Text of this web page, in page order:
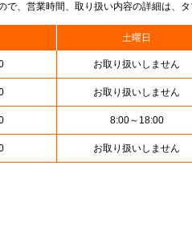
、営業時間、取り扱い内容の詳細は、タ
土曜日
お取り扱いしません
お取り扱いしません
8:00～18:00
お取り扱いしません